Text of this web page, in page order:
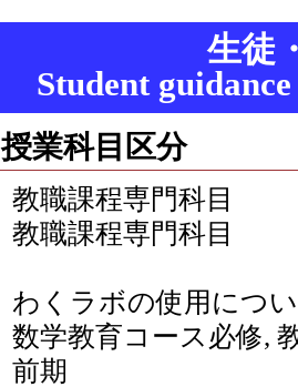
生徒
Student
授業科目区分
教職課程専門科目
教職課程専門科目
わくラボの使用につ
数学教育コース必
前期